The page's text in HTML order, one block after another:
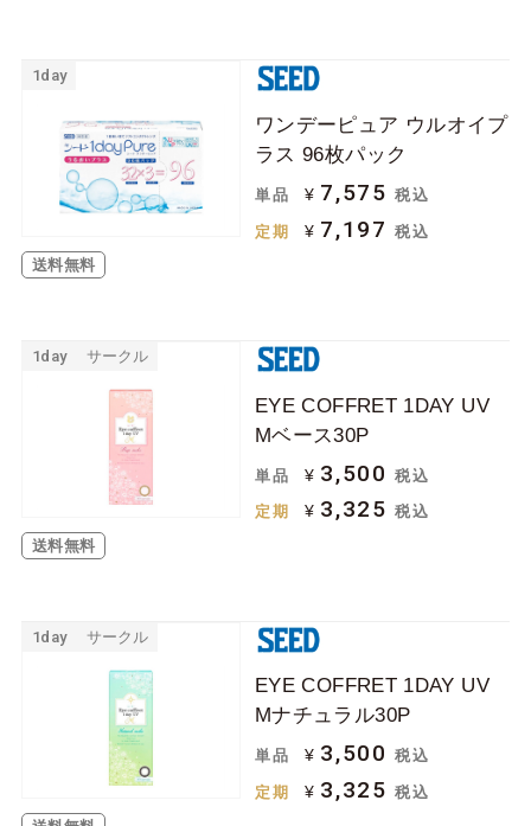
1day
送料無料
ワンデーピュア ウルオイプ
ラス 96枚パック
単品 ¥ 7,575 税込
定期 ¥ 7,197 税込
1day サークル
送料無料
EYE COFFRET 1DAY UV
Mベース30P
単品 ¥ 3,500 税込
定期 ¥ 3,325 税込
1day サークル
EYE COFFRET 1DAY UV
Mナチュラル30P
単品 ¥ 3,500 税込
定期 ¥ 3,325 税込